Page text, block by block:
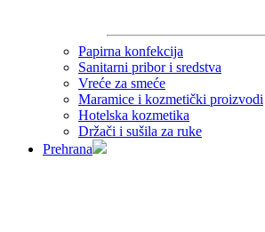
Papirna konfekcija
Sanitarni pribor i sredstva
Vreće za smeće
Maramice i kozmetički proizvodi
Hotelska kozmetika
Držači i sušila za ruke
Prehrana